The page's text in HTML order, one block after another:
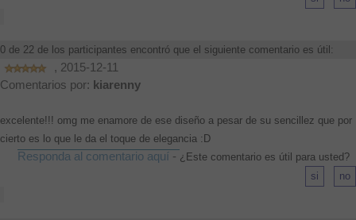
0 de 22 de los participantes encontró que el siguiente comentario es útil:
, 2015-12-11
Comentarios por: kiarenny
excelente!!! omg me enamore de ese diseño a pesar de su sencillez que por
cierto es lo que le da el toque de elegancia :D
Responda al comentario aquí - ¿Este comentario es útil para usted?